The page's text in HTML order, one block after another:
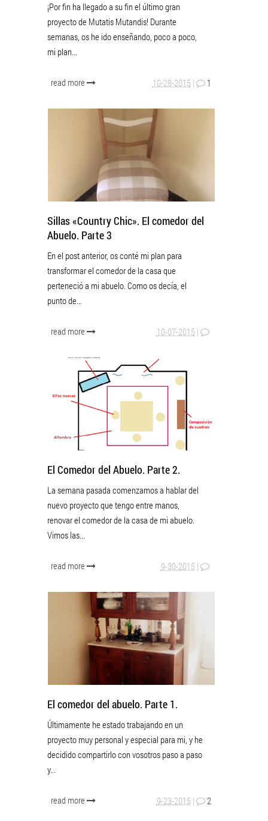
¡Por fin ha llegado a su fin el último gran
proyecto de Mutatis Mutandis! Durante
semanas, os he ido enseñando, poco a poco,
mi plan...
read more 10-28-2015 | 1
Sillas «Country Chic». El comedor del
Abuelo. Parte 3
En el post anterior, os conté mi plan para
transformar el comedor de la casa que
perteneció a mi abuelo. Como os decía, el
punto de...
read more 10-07-2015 |
El Comedor del Abuelo. Parte 2.
La semana pasada comenzamos a hablar del
nuevo proyecto que tengo entre manos,
renovar el comedor de la casa de mi abuelo.
Vimos las...
read more 9-30-2015 |
El comedor del abuelo. Parte 1.
Últimamente he estado trabajando en un
proyecto muy personal y especial para mi, y he
decidido compartirlo con vosotros paso a paso
y...
read more 9-23-2015 | 2